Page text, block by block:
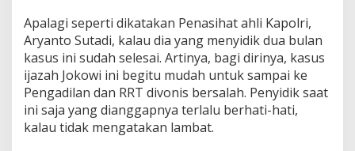
Apalagi seperti dikatakan Penasihat ahli Kapolri,
Aryanto Sutadi, kalau dia yang menyidik dua bulan
kasus ini sudah selesai. Artinya, bagi dirinya, kasus
ijazah Jokowi ini begitu mudah untuk sampai ke
Pengadilan dan RRT divonis bersalah. Penyidik saat
ini saja yang dianggapnya terlalu berhati-hati,
kalau tidak mengatakan lambat.